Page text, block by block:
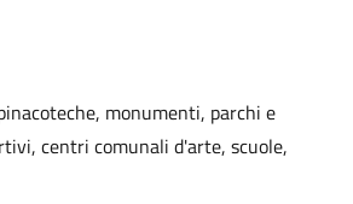
monumenti, parchi e
centri comunali d'arte, scuole,